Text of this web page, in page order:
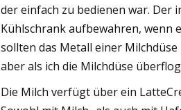
der einfach zu bedienen war.
Kühlschrank aufbewahren, wenn
sollten das Metall einer
aber als ich die Milchdüse
Die Milch verfügt über ein